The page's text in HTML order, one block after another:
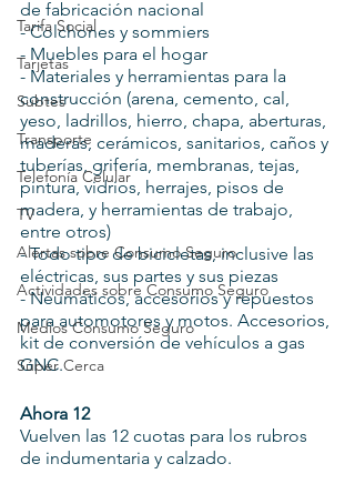
Tarifa Social
Tarjetas
Subtes
Transporte
Telefonía Celular
TV
Alertas sobre Consumo Seguro
Actividades sobre Consumo Seguro
Medios Consumo Seguro
Súper Cerca
de fabricación nacional
- Colchones y sommiers
- Muebles para el hogar
- Materiales y herramientas para la
construcción (arena, cemento, cal,
yeso, ladrillos, hierro, chapa, aberturas,
maderas, cerámicos, sanitarios, caños y
tuberías, grifería, membranas, tejas,
pintura, vidrios, herrajes, pisos de
madera, y herramientas de trabajo,
entre otros)
- Todo tipo de bicicletas, inclusive las
eléctricas, sus partes y sus piezas
- Neumáticos, accesorios y repuestos
para automotores y motos. Accesorios,
kit de conversión de vehículos a gas
GNC.
Ahora 12
Vuelven las 12 cuotas para los rubros
de indumentaria y calzado.